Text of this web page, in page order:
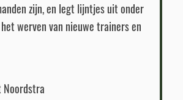
zijn, en legt lijntjes uit onder
werven van nieuwe trainers en
Noordstra